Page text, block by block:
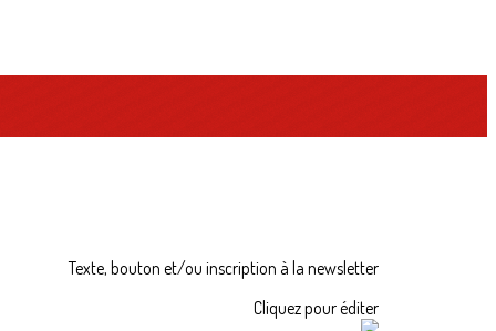
Texte, bouton et/ou inscription à la newsletter
Cliquez pour éditer